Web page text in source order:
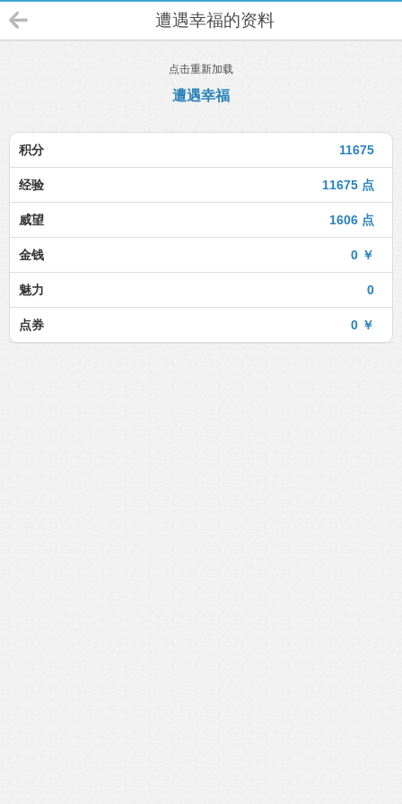
遭遇幸福的资料
点击重新加载
遭遇幸福
11675
积分
11675 点
经验
1606 点
威望
0 ￥
金钱
0
魅力
0 ￥
点券